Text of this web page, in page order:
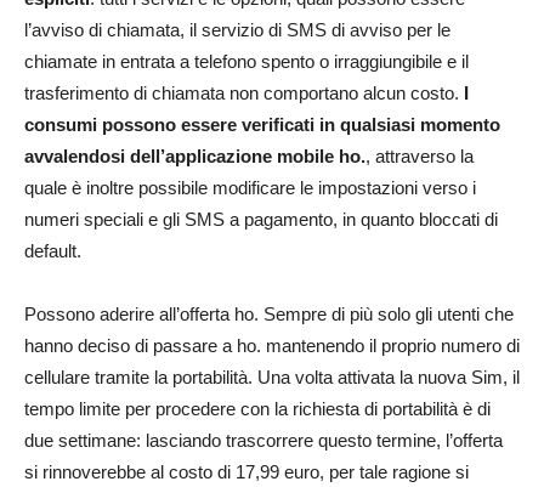
l’avviso di chiamata, il servizio di SMS di avviso per le
chiamate in entrata a telefono spento o irraggiungibile e il
trasferimento di chiamata non comportano alcun costo. I
consumi possono essere verificati in qualsiasi momento
avvalendosi dell’applicazione mobile ho., attraverso la
quale è inoltre possibile modificare le impostazioni verso i
numeri speciali e gli SMS a pagamento, in quanto bloccati di
default.
Possono aderire all’offerta ho. Sempre di più solo gli utenti che
hanno deciso di passare a ho. mantenendo il proprio numero di
cellulare tramite la portabilità. Una volta attivata la nuova Sim, il
tempo limite per procedere con la richiesta di portabilità è di
due settimane: lasciando trascorrere questo termine, l’offerta
si rinnoverebbe al costo di 17,99 euro, per tale ragione si